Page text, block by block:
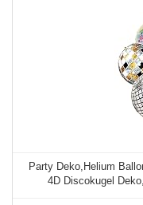
Party Deko,Helium
4D Discokugel